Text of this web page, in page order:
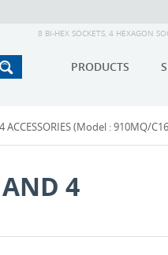
8 BI-HEX SOCKETS, 4 HEXAGON
PRODUCTS
ACCESSORIES (Model : 910MQ/
AND 4